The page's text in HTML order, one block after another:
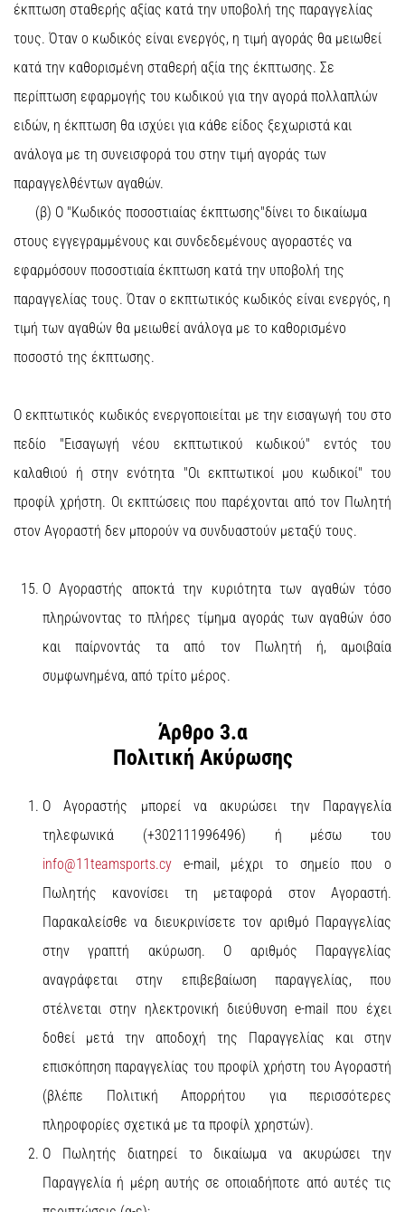
έκπτωση σταθερής αξίας κατά την υποβολή της παραγγελίας
τους. Όταν ο κωδικός είναι ενεργός, η τιμή αγοράς θα μειωθεί
κατά την καθορισμένη σταθερή αξία της έκπτωσης. Σε
περίπτωση εφαρμογής του κωδικού για την αγορά πολλαπλών
ειδών, η έκπτωση θα ισχύει για κάθε είδος ξεχωριστά και
ανάλογα με τη συνεισφορά του στην τιμή αγοράς των
παραγγελθέντων αγαθών.
(β) Ο "Κωδικός ποσοστιαίας έκπτωσης"δίνει το δικαίωμα
στους εγγεγραμμένους και συνδεδεμένους αγοραστές να
εφαρμόσουν ποσοστιαία έκπτωση κατά την υποβολή της
παραγγελίας τους. Όταν ο εκπτωτικός κωδικός είναι ενεργός, η
τιμή των αγαθών θα μειωθεί ανάλογα με το καθορισμένο
ποσοστό της έκπτωσης.
Ο εκπτωτικός κωδικός ενεργοποιείται με την εισαγωγή του στο
πεδίο "Εισαγωγή νέου εκπτωτικού κωδικού" εντός του
καλαθιού ή στην ενότητα "Οι εκπτωτικοί μου κωδικοί" του
προφίλ χρήστη. Οι εκπτώσεις που παρέχονται από τον Πωλητή
στον Αγοραστή δεν μπορούν να συνδυαστούν μεταξύ τους.
Ο Αγοραστής αποκτά την κυριότητα των αγαθών τόσο
πληρώνοντας το πλήρες τίμημα αγοράς των αγαθών όσο
και παίρνοντάς τα από τον Πωλητή ή, αμοιβαία
συμφωνημένα, από τρίτο μέρος.
Άρθρο 3.α
Πολιτική Ακύρωσης
Ο Αγοραστής μπορεί να ακυρώσει την Παραγγελία
τηλεφωνικά (+302111996496) ή μέσω του
info@11teamsports.cy e-mail, μέχρι το σημείο που ο
Πωλητής κανονίσει τη μεταφορά στον Αγοραστή.
Παρακαλείσθε να διευκρινίσετε τον αριθμό Παραγγελίας
στην γραπτή ακύρωση. Ο αριθμός Παραγγελίας
αναγράφεται στην επιβεβαίωση παραγγελίας, που
στέλνεται στην ηλεκτρονική διεύθυνση e-mail που έχει
δοθεί μετά την αποδοχή της Παραγγελίας και στην
επισκόπηση παραγγελίας του προφίλ χρήστη του Αγοραστή
(βλέπε Πολιτική Απορρήτου για περισσότερες
πληροφορίες σχετικά με τα προφίλ χρηστών).
Ο Πωλητής διατηρεί το δικαίωμα να ακυρώσει την
Παραγγελία ή μέρη αυτής σε οποιαδήποτε από αυτές τις